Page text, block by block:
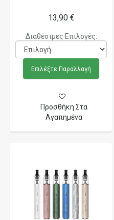
13,90 €
Διαθέσιμες Επιλογές:
Επιλέξτε Παραλλαγή
Προσθήκη Στα
Αγαπημένα